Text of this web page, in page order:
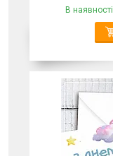
В наявності